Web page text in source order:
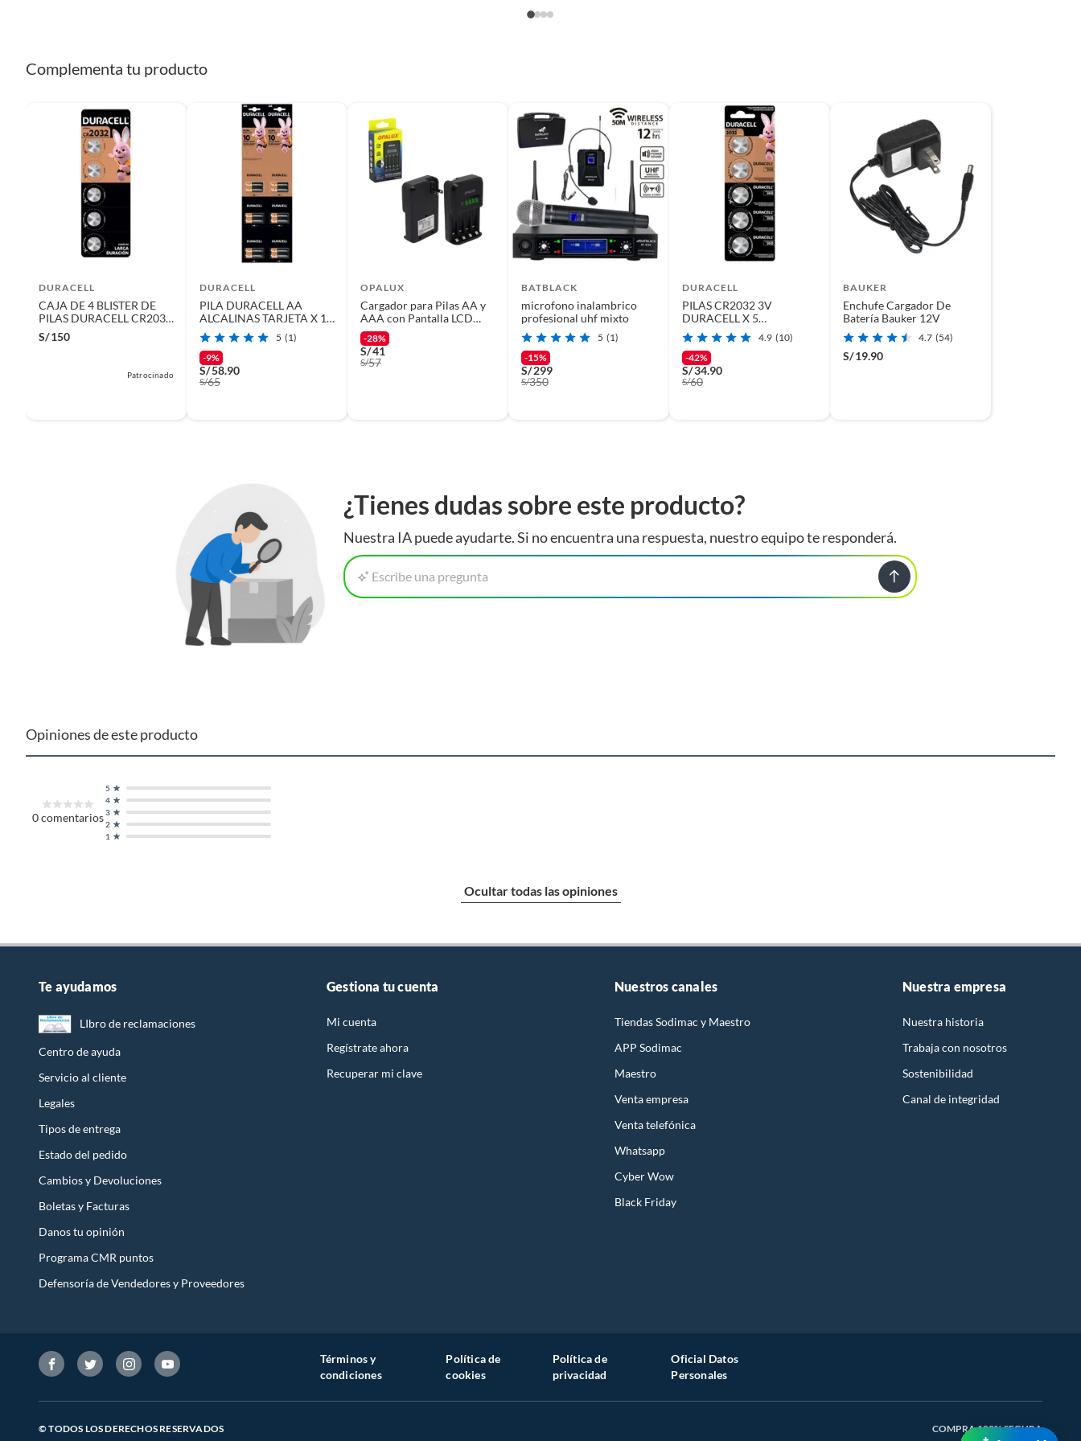
Complementa tu producto
DURACELL
CAJA DE 4 BLISTER DE
PILAS DURACELL CR2032
BL5
S/150
Patrocinado
DURACELL
PILA DURACELL AA
ALCALINAS TARJETA X 12
UNIDADES
5 (1)
-9%
S/58.90
S/65
OPALUX
Cargador para Pilas AA y
AAA con Pantalla LCD
OPALUX OP-BC9012L
-28%
S/41
S/57
BATBLACK
microfono inalambrico
profesional uhf mixto
5 (1)
-15%
S/299
S/350
DURACELL
PILAS CR2032 3V
DURACELL X 5
UNIDADES
4.9 (10)
-42%
S/34.90
S/60
BAUKER
Enchufe Cargador De
Batería Bauker 12V
4.7 (54)
S/19.90
¿Tienes dudas sobre este producto?
Nuestra IA puede ayudarte. Si no encuentra una respuesta, nuestro equipo te responderá.
Escribe una pregunta
Opiniones de este producto
0comentarios
1
2
3
4
5
Ocultar todas las opiniones
Te ayudamos
LIbro de reclamaciones
Centro de ayuda
Servicio al cliente
Legales
Tipos de entrega
Estado del pedido
Cambios y Devoluciones
Boletas y Facturas
Danos tu opinión
Programa CMR puntos
Defensoría de Vendedores y Proveedores
Gestiona tu cuenta
Mi cuenta
Regístrate ahora
Recuperar mi clave
Nuestros canales
Tiendas Sodimac y Maestro
APP Sodimac
Maestro
Venta empresa
Venta telefónica
Whatsapp
Cyber Wow
Black Friday
Nuestra empresa
Nuestra historia
Trabaja con nosotros
Sostenibilidad
Canal de integridad
Términos y
condiciones
Política de
cookies
Política de
privacidad
Oficial Datos
Personales
© TODOS LOS DERECHOS RESERVADOS
COMPRA 100% SEGURA